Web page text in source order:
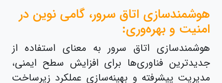
هوشمندسازی اتاق سرور، گامی نوین در
امنیت و بهره‌وری:
هوشمندسازی اتاق سرور به معنای استفاده از
جدیدترین فناوری‌ها برای افزایش سطح ایمنی،
مدیریت پیشرفته و بهینه‌سازی عملکرد زیرساخت